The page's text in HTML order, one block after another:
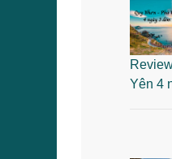
Yên 4